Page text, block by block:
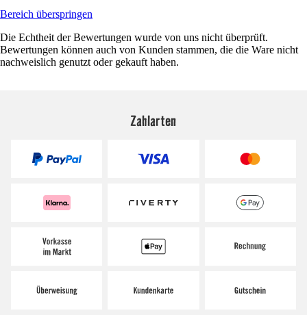
Bereich überspringen
Die Echtheit der Bewertungen wurde von uns nicht überprüft.
Bewertungen können auch von Kunden stammen, die die Ware nicht
nachweislich genutzt oder gekauft haben.
Zahlarten